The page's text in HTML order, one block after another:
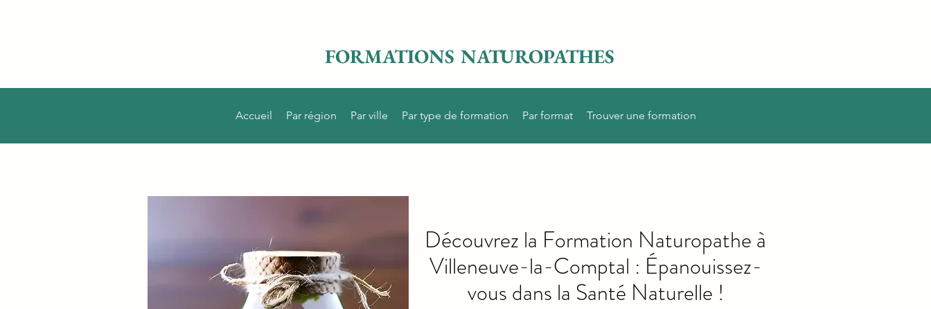
FORMATIONS NATUROPATHES
Accueil Par région Par ville Par type de formation Par format Trouver une formation
Découvrez la Formation Naturopathe à
Villeneuve-la-Comptal : Épanouissez-
vous dans la Santé Naturelle !